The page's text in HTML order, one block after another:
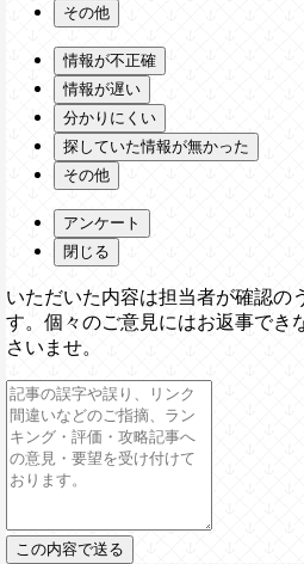
その他
情報が不正確
情報が遅い
分かりにくい
探していた情報が無かった
その他
アンケート
閉じる
いただいた内容は担当者が確認の
す。個々のご意見にはお返事でき
さいませ。